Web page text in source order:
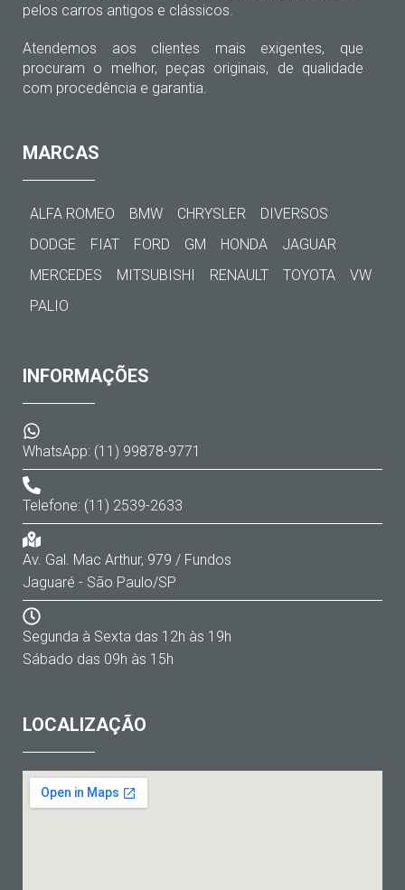
pelos carros antigos e clássicos.
Atendemos aos clientes mais exigentes, que
procuram o melhor, peças originais, de qualidade
com procedência e garantia.
MARCAS
ALFA ROMEO BMW CHRYSLER
DIVERSOS
DODGE
FIAT FORD GM HONDA
JAGUAR
MERCEDES
MITSUBISHI RENAULT TOYOTA
VW
PALIO
INFORMAÇÕES
WhatsApp: (11) 99878-9771
Telefone: (11) 2539-2633
Av. Gal. Mac Arthur, 979 / Fundos
Jaguaré - São Paulo/SP
Segunda à Sexta das 12h às 19h
Sábado das 09h às 15h
LOCALIZAÇÃO